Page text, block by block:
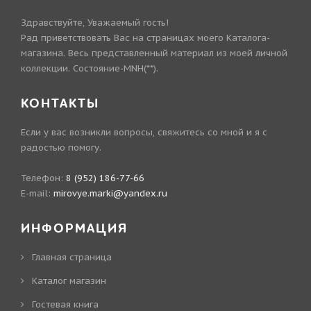
Здравствуйте, Уважаемый гость!
Рад приветствовать Вас на страницах моего Каталога-
магазина. Весь представленный материал из моей личной
коллекции. Состояние-MNH(**).
КОНТАКТЫ
Если у вас возникли вопросы, свяжитесь со мной и я с
радостью помогу.
Телефон: 8 (952) 186-77-66
E-mail: mirovye.marki@yandex.ru
ИНФОРМАЦИЯ
Главная страница
Каталог магазин
Гостевая книга